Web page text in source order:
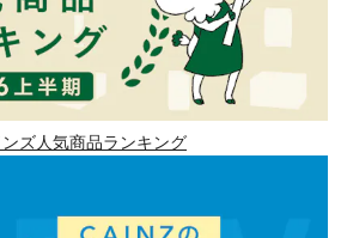
ンズ人気商品ランキング